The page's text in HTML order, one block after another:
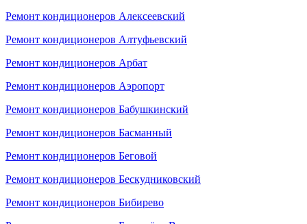
Ремонт кондиционеров Алексеевский
Ремонт кондиционеров Алтуфьевский
Ремонт кондиционеров Арбат
Ремонт кондиционеров Аэропорт
Ремонт кондиционеров Бабушкинский
Ремонт кондиционеров Басманный
Ремонт кондиционеров Беговой
Ремонт кондиционеров Бескудниковский
Ремонт кондиционеров Бибирево